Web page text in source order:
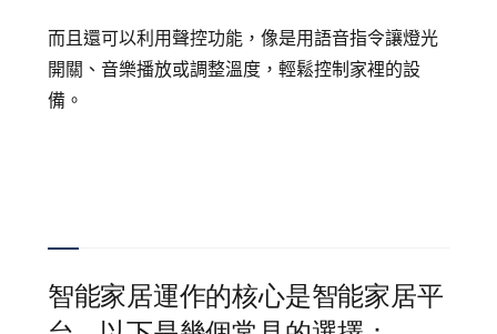
而且還可以利用聲控功能，像是用語音指令讓燈光
開關、音樂播放或調整溫度，輕鬆控制家裡的設
備。
智能家居運作的核心是智能家居平